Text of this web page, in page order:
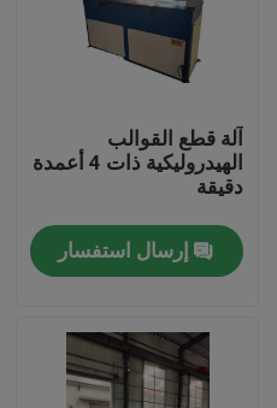
آلة قطع القوالب
الهيدروليكية ذات 4 أعمدة
دقيقة
إرسال استفسار